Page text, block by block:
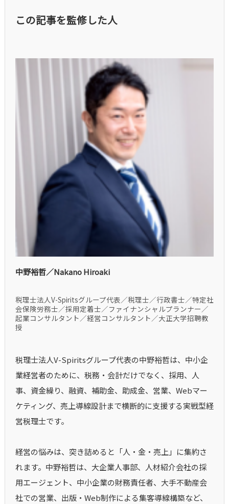
この記事を監修した人
中野裕哲／Nakano Hiroaki
税理士法人V-Spiritsグループ代表／税理士／行政書士／特定社
会保険労務士／採用定着士／ファイナンシャルプランナー／
起業コンサルタント／経営コンサルタント／大正大学招聘教
授
税理士法人V-Spiritsグループ代表の中野裕哲は、中小企
業経営者のために、税務・会計だけでなく、採用、人
事、資金繰り、融資、補助金、助成金、営業、Webマー
ケティング、売上導線設計まで横断的に支援する実戦型経
営税理士です。
経営の悩みは、突き詰めると「人・金・売上」に集約さ
れます。中野裕哲は、大企業人事部、人材紹介会社の採
用エージェント、中小企業の財務責任者、大手不動産会
社での営業、出版・Web制作による集客導線構築など、